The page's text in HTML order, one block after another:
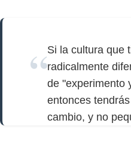
Si la cultura que
radicalmente
de "experimento
entonces
cambio, y no